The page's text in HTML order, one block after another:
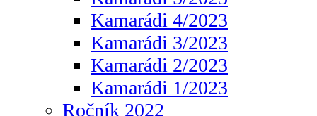
Kamarádi 4/2023
Kamarádi 3/2023
Kamarádi 2/2023
Kamarádi 1/2023
Ročník 2022